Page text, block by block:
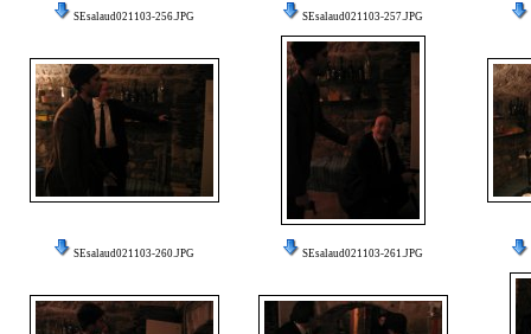
SEsalaud021103-256.JPG SEsalaud021103-257.JPG
SEsalaud021103-260.JPG SEsalaud021103-261.JPG